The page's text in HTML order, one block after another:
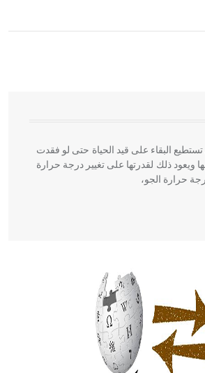
نوع من الفنون الهندسية التي ارتبطت
في بلاد الشام ومصر خاصة، حيث يحرص
وخاصة في الواجهات
البقاء على قيد الحياة حتى لو فقدت
ويعود ذلك لقدرتها على تغيير درجة حرارة
حرارة الجو،
التغذية، ورسالته في جروح الرأس. ويعود
الطب من الدين والفلسفة.
إفراز حيواني يتكون في البحر ويتركب